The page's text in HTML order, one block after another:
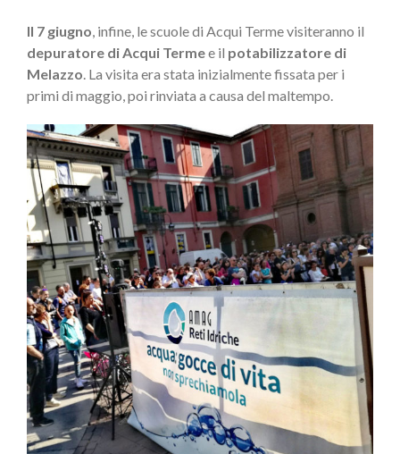
Il 7 giugno , infine, le scuole di Acqui Terme visiteranno il
depuratore di Acqui Termee il potabilizzatore di
Melazzo . La visita era stata inizialmente fissata per i
primi di maggio, poi rinviata a causa del maltempo.